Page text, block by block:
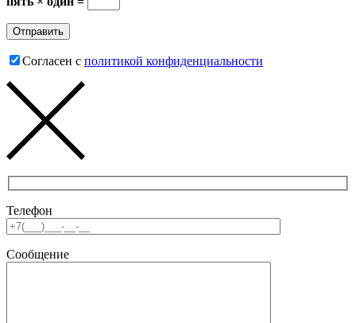
Согласен с политикой конфиденциальности
Телефон
Сообщение